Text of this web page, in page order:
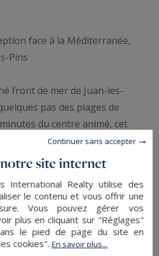
face à la Méditerranée,
Pins
front de mer de Juan-les-
pas des plages de
du centre animé, cet
offre une qualité de vie
devient le décor
de la station
à pied, tout en
exceptionnel sur l'un
de la Côte d'Azur.
site internet
International Realty utilise des
le contenu et vous offrir une
Vous pouvez gérer vos
plus en cliquant sur "Réglages"
le pied de page du site en
cookies".En savoir plus...
Continuer sans accepter